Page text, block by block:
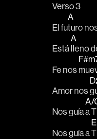
Verso 3
El fu
A
turo
Está
A
lleno
Fe nos
Amor nos
Nos guía
A/
a
Nos guía a
E